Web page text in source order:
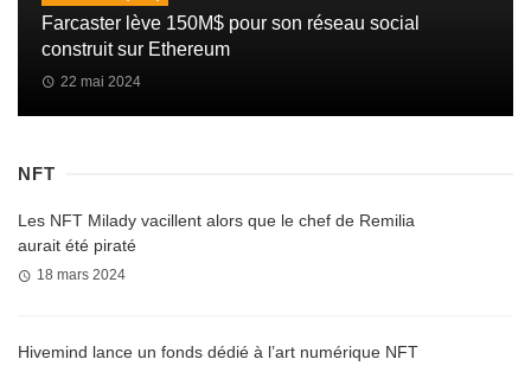
Farcaster lève 150M$ pour son réseau social
construit sur Ethereum
22 mai 2024
NFT
Les NFT Milady vacillent alors que le chef de Remilia
aurait été piraté
18 mars 2024
Hivemind lance un fonds dédié à l’art numérique NFT